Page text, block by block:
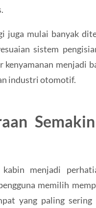
juga mulai banyak
sistem
menjadi
industri otomotif.
menjadi
memilih
yang paling sering